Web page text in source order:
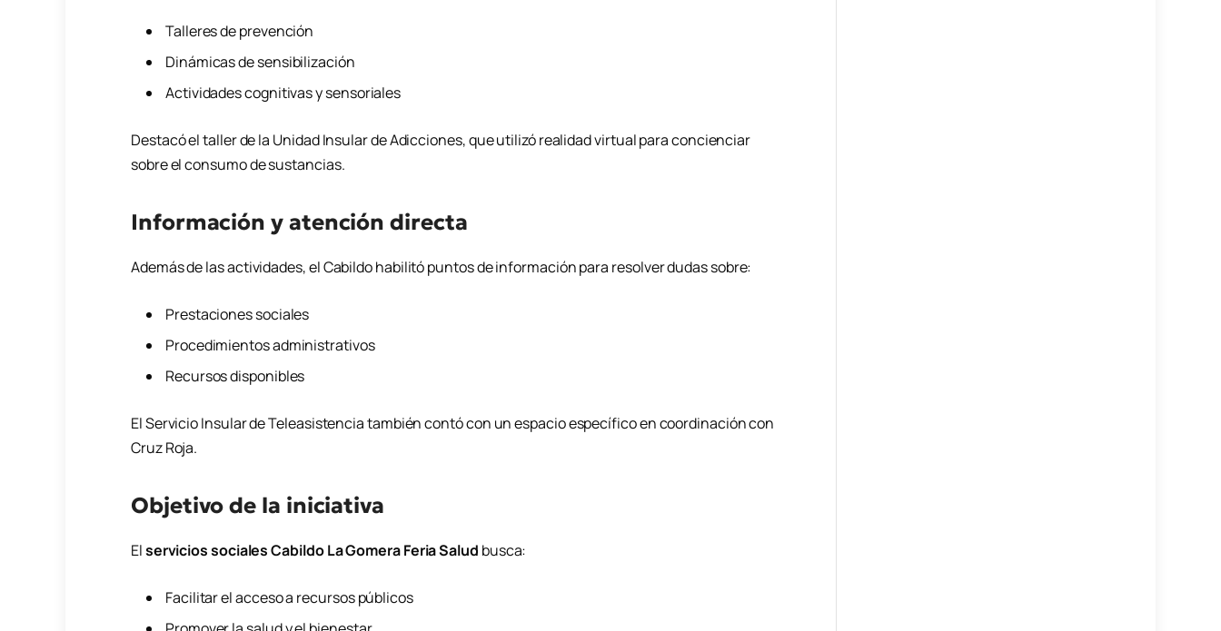
Talleres de prevención
Dinámicas de sensibilización
Actividades cognitivas y sensoriales
Destacó el taller de la Unidad Insular de Adicciones, que utilizó realidad virtual para concienciar
sobre el consumo de sustancias.
Información y atención directa
Además de las actividades, el Cabildo habilitó puntos de información para resolver dudas sobre:
Prestaciones sociales
Procedimientos administrativos
Recursos disponibles
El Servicio Insular de Teleasistencia también contó con un espacio específico en coordinación con
Cruz Roja.
Objetivo de la iniciativa
Elservicios sociales Cabildo La Gomera Feria Salud busca:
Facilitar el acceso a recursos públicos